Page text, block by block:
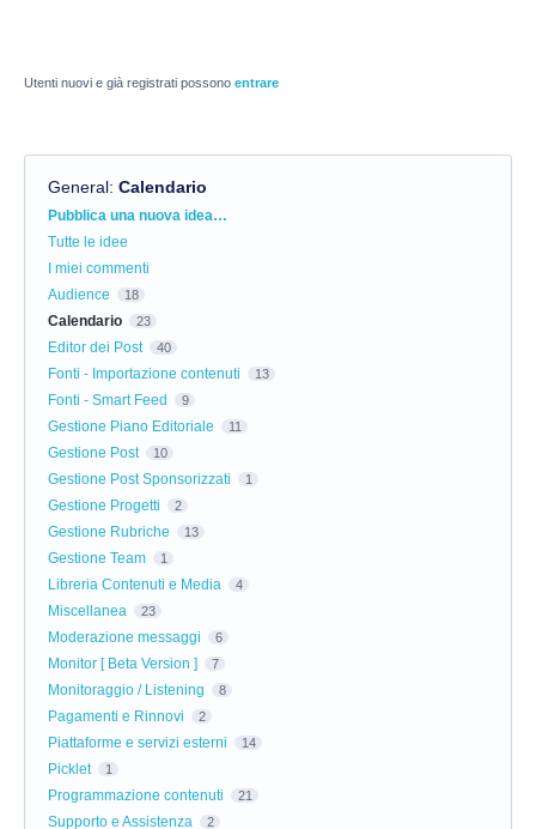
Utenti nuovi e già registrati possono entrare
General: Calendario
Categorie
Pubblica una nuova idea…
Tutte le idee
I miei commenti
Audience
18
Calendario 23
Editor dei Post 40
Fonti - Importazione contenuti 13
Fonti - Smart Feed 9
Gestione Piano Editoriale 11
Gestione Post 10
Gestione Post Sponsorizzati 1
Gestione Progetti 2
Gestione Rubriche 13
Gestione Team 1
Libreria Contenuti e Media 4
Miscellanea 23
Moderazione messaggi 6
Monitor [ Beta Version ] 7
Monitoraggio / Listening 8
Pagamenti e Rinnovi 2
Piattaforme e servizi esterni 14
Picklet 1
Programmazione contenuti 21
Supporto e Assistenza 2